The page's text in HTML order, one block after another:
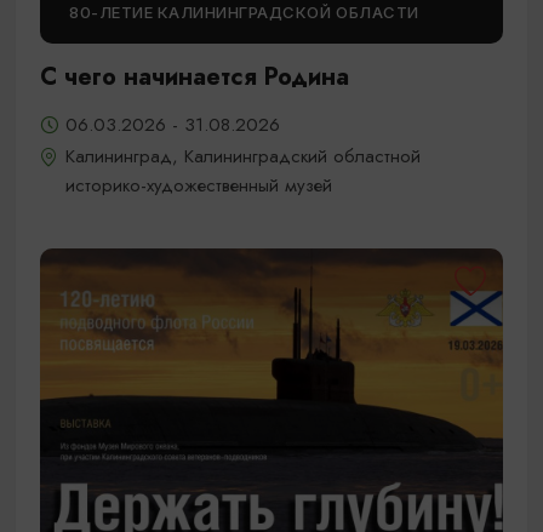
80-ЛЕТИЕ КАЛИНИНГРАДСКОЙ ОБЛАСТИ
С чего начинается Родина
06.03.2026 - 31.08.2026
Калининград, Калининградский областной
историко-художественный музей